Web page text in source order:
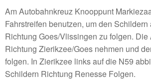
Am Autobahnkreuz Knooppunt
Fahrstreifen benutzen, um den Schildern
Richtung Goes/Vlissingen zu folgen. Die
Richtung Zierikzee/Goes nehmen und
folgen. In Zierikzee links auf die N59
Schildern Richtung Renesse Folgen.